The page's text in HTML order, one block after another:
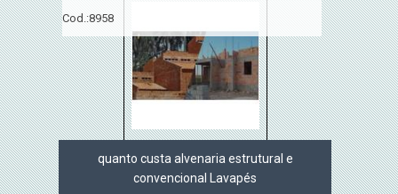
Cod.:8958
quanto custa alvenaria estrutural e
convencional Lavapés